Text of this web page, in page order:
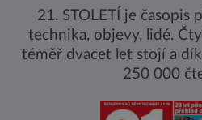
21. STOLETÍ je časopis
technika, objevy, lidé.
téměř dvacet let stojí a
250 000